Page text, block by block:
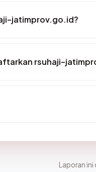
jatimprov.go.id?
rsuhaji-
Laporan